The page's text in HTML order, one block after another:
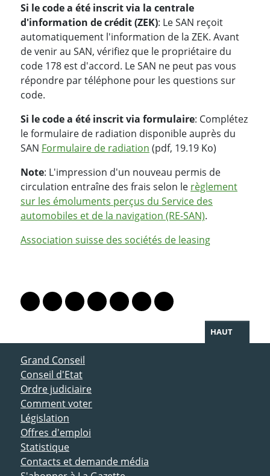
Si le code a été inscrit via la centrale
d'information de crédit (ZEK): Le SAN reçoit
automatiquement l'information de la ZEK. Avant
de venir au SAN, vérifiez que le propriétaire du
code 178 est d'accord. Le SAN ne peut pas vous
répondre par téléphone pour les questions sur
code.
Si le code a été inscrit via formulaire: Complétez
le formulaire de radiation disponible auprès du
SAN Formulaire de radiation (pdf, 19.19 Ko)
Note: L'impression d'un nouveau permis de
circulation entraîne des frais selon le règlement
sur les émoluments perçus du Service des
automobiles et de la navigation (RE-SAN).
Association suisse des sociétés de leasing
Lien vers le profil Mastodon
Lien vers le profil Bluesky
Lien vers le profil Instagram
Lien vers le profil Linkedin
Lien vers le profil Facebook
Lien vers le profil Twitter
Partager par WhatsApp
HAUT
ACCÈS DIRECT
Grand Conseil
Conseil d'Etat
Ordre judiciaire
Comment voter
Législation
Offres d'emploi
Statistique
Contacts et demande média